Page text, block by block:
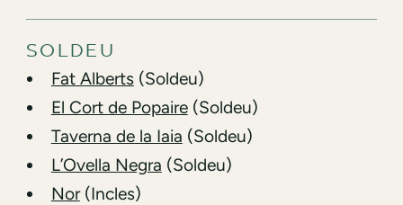
SOLDEU
Fat Alberts(Soldeu)
El Cort de Popaire(Soldeu)
Taverna de la Iaia (Soldeu)
L’Ovella Negra (Soldeu)
Nor(Incles)